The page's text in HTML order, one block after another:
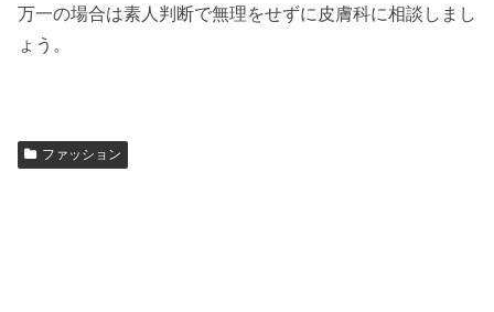
万一の場合は素人判断で無理をせずに皮膚科に相談しまし
ょう。
ファッション